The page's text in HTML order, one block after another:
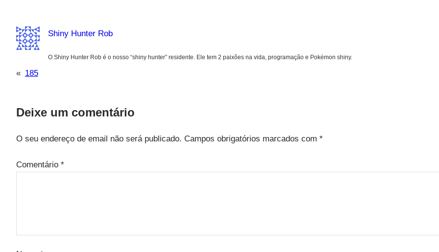
Shiny Hunter Rob
O Shiny Hunter Rob é o nosso “shiny hunter” residente. Ele tem 2 paixões na vida, programação e Pokémon shiny.
« 185
Deixe um comentário
O seu endereço de email não será publicado. Campos obrigatórios marcados com *
Comentário *